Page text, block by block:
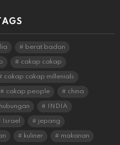
berat badan
cakap cakap
cakap cakap millenials
cakap people china
hubungan INDIA
Israel jepang
kuliner makanan